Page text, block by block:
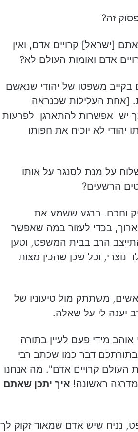
זה?
[ישראל] קרויים אדם, ואין
אדם ואומות העולם לא?
משפטו של יהודי שנאשם
[אחת העלילות שכנראה
יש אפשרות להתארגן לפרעות
לא יוכיח את חפותו
על מנת לסנגר על אותו
הרשעים?
וחכם. ברגע ששמע את
בכדי לעזור במה שאפשר
הרב בבית המשפט, וטען
נוצרי, וכל שכן שהכין מצות
משתתק מול טיעוניו של
יענה לי על שאלה.
מידי פעם לעיין בתורה
דבר כמו שכתב רבי
העולם קרויים אדם". מה אנחנו
ראשונה! איך יתכן שאתם
נניח שיש אדם שמאוד זקוק לך